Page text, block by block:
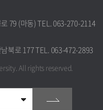
79 (마동) TEL. 063-270-2114
북로 177 TEL. 063-472-2893
All rights reserved.